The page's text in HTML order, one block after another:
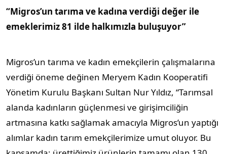
“Migros’un tarıma ve kadına verdiği değer ile
emeklerimiz 81 ilde halkımızla buluşuyor”
Migros’un tarıma ve kadın emekçilerin çalışmalarına
verdiği öneme değinen Meryem Kadın Kooperatifi
Yönetim Kurulu Başkanı Sultan Nur Yıldız, “Tarımsal
alanda kadınların güçlenmesi ve girişimciliğin
artmasına katkı sağlamak amacıyla Migros’un yaptığı
alımlar kadın tarım emekçilerimize umut oluyor. Bu